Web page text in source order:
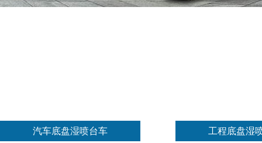
汽车底盘湿喷台车 工程底盘湿